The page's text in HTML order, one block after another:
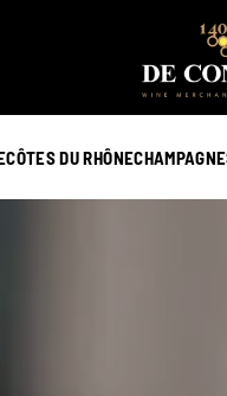
CÔTES DU RHÔNECHAMPAGNE